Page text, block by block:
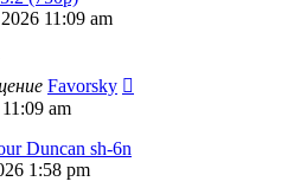
11:09 am
Favorsky
am
Duncan sh-6n
1:58 pm